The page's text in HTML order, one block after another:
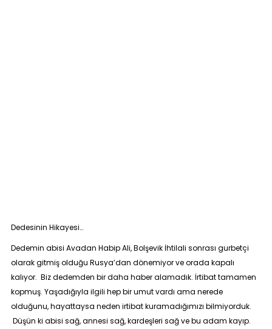
Dedesinin Hikayesi…
Dedemin abisi Avadan Habip Ali, Bolşevik İhtilali sonrası gurbetçi
olarak gitmiş olduğu Rusya’dan dönemiyor ve orada kapalı
kalıyor. Biz dedemden bir daha haber alamadık. İrtibat tamamen
kopmuş. Yaşadığıyla ilgili hep bir umut vardı ama nerede
olduğunu, hayattaysa neden irtibat kuramadığımızı bilmiyorduk.
Düşün ki abisi sağ, annesi sağ, kardeşleri sağ ve bu adam kayıp.